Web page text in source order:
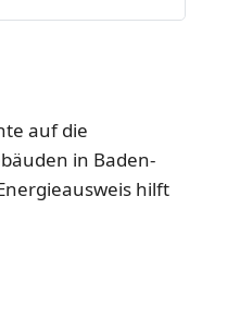
auf die
in Baden-
hilft